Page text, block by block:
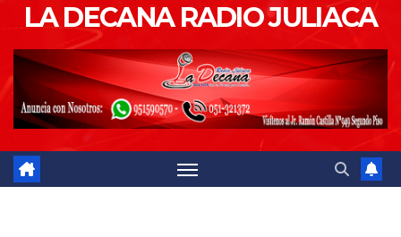
LA DECANA RADIO JULIACA